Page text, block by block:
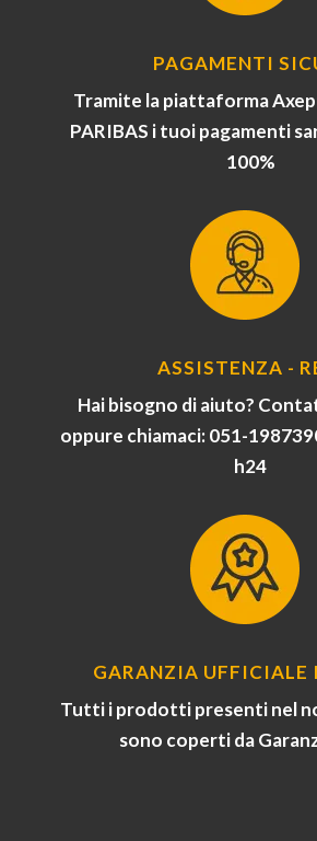
PAGAMENTI
Tramite la piattaforma
PARIBAS i tuoi pagamenti
100%
ASSISTENZA -
Hai bisogno di aiuto?
oppure chiamaci: 051-
h24
GARANZIA UFFICIALE
Tutti i prodotti presenti nel
sono coperti da